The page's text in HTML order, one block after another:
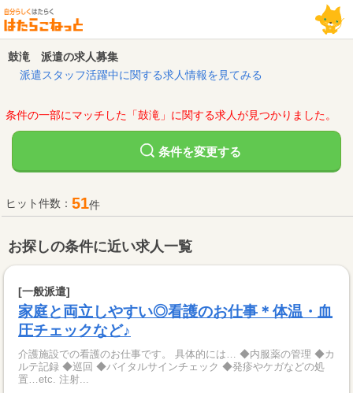
鼓滝 派遣の求人募集
派遣スタッフ活躍中に関する求人情報を見てみる
条件の一部にマッチした「鼓滝」に関する求人が見つかりました。
条件を変更する
ヒット件数： 51件
お探しの条件に近い求人一覧
[一般派遣]
家庭と両立しやすい◎看護のお仕事＊体温・血
圧チェックなど♪
介護施設での看護のお仕事です。 具体的には… ◆内服薬の管理 ◆カ
ルテ記録 ◆巡回 ◆バイタルサインチェック ◆発疹やケガなどの処
置…etc. 注射...